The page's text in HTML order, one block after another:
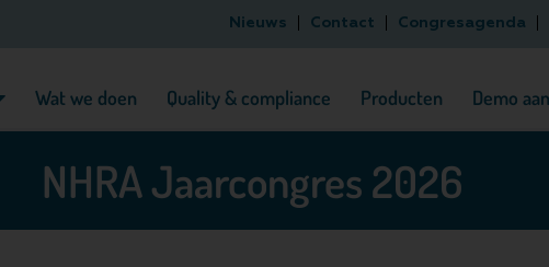
Nieuws Contact Congresagenda
Wat we doen Quality & compliance Producten Demo
NHRA Jaarcongres 2026